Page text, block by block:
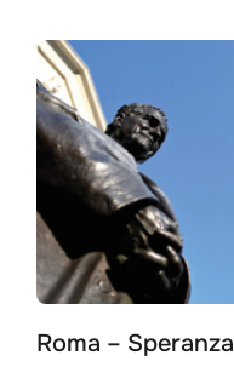
Roma – Speranza